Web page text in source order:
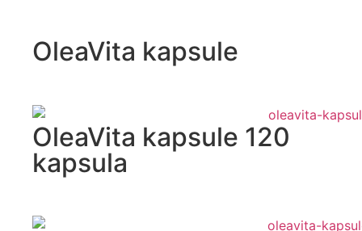
OleaVita kapsule
OleaVita kapsule 120
kapsula